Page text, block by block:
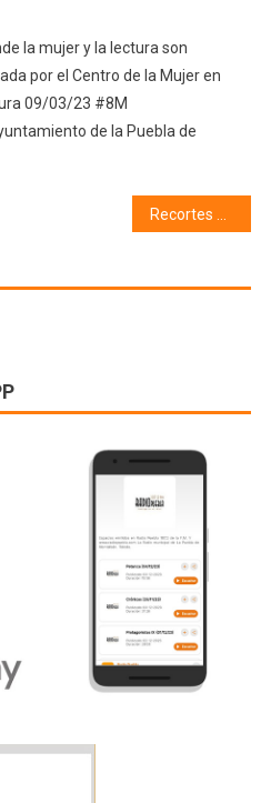
la mujer y la lectura son
por el Centro de la Mujer en
09/03/23 #8M
de la Puebla de